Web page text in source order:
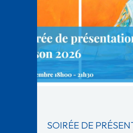
SOIRÉE DE